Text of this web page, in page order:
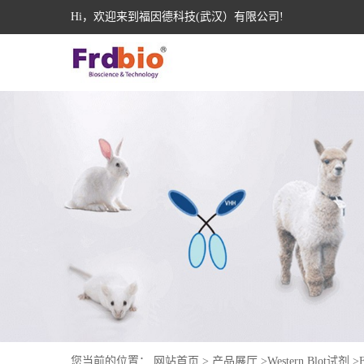
Hi，欢迎来到福因德科技(武汉）有限公司!
您当前的位置： 网站首页 > 产品展厅 >Western Blot试剂 >